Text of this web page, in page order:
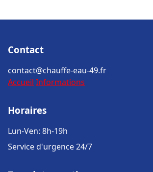
Contact
contact@chauffe-eau-49.fr
Accueil Informations
Horaires
Lun-Ven: 8h-19h
Service d'urgence 24/7